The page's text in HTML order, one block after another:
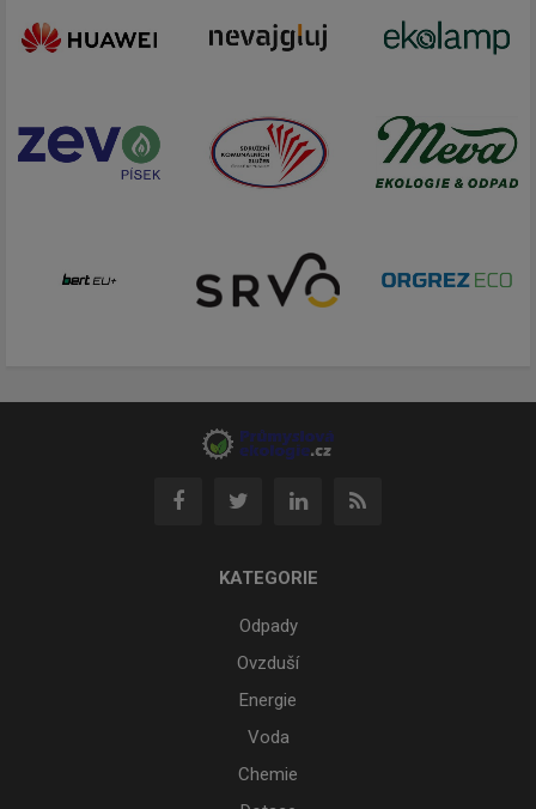
KATEGORIE
Odpady
Ovzduší
Energie
Voda
Chemie